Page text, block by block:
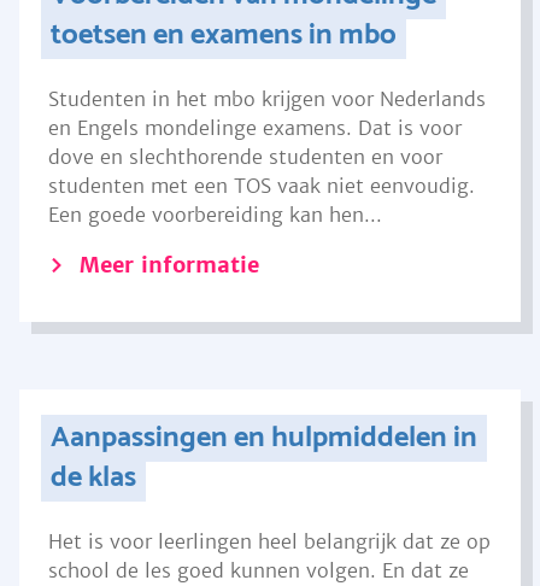
toetsen en examens in mbo
Studenten in het mbo krijgen voor Nederlands
en Engels mondelinge examens. Dat is voor
dove en slechthorende studenten en voor
studenten met een TOS vaak niet eenvoudig.
Een goede voorbereiding kan hen...
Meer informatie
Aanpassingen en hulpmiddelen in
de klas
Het is voor leerlingen heel belangrijk dat ze op
school de les goed kunnen volgen. En dat ze